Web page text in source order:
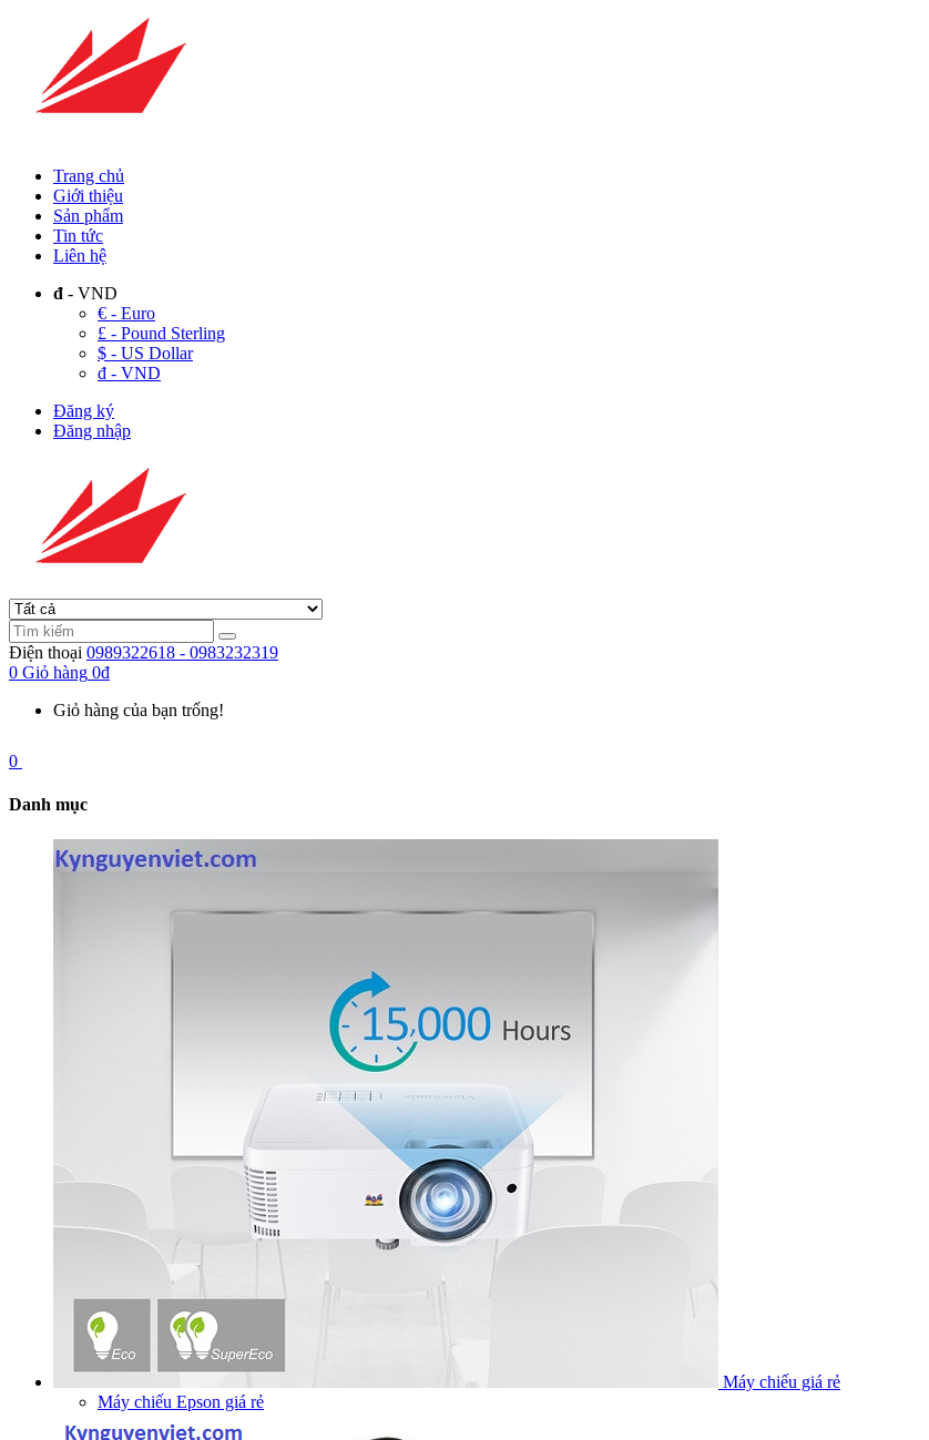
Trang chủ
Giới thiệu
Sản phẩm
Tin tức
Liên hệ
đ - VND
€ - Euro
£ - Pound Sterling
$ - US Dollar
đ - VND
Đăng ký
Đăng nhập
Điện thoại 0989322618 - 0983232319
0 Giỏ hàng 0đ
Giỏ hàng của bạn trống!
0
Danh mục
Máy chiếu giá rẻ
Máy chiếu Epson giá rẻ